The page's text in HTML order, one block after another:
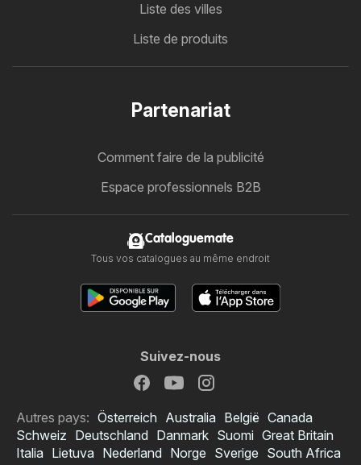
Liste des villes
Liste de produits
Partenariat
Comment faire de la publicité
Espace professionnels B2B
Cataloguemate
Tous vos catalogues au même endroit
Suivez-nous
Autres pays: Österreich Australia België Canada
Schweiz Deutschland Danmark Suomi Great Britain
Italia Lietuva Nederland Norge Sverige South Africa